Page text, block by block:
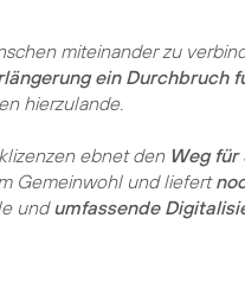
miteinander zu
ein Durchbruch
hierzulande.
ebnet den Weg für
Gemeinwohl und liefert
undumfassende